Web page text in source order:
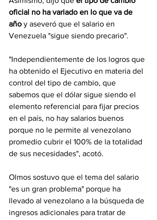
oficial no ha variado en lo que va de
año y aseveró que el salario en
Venezuela "sigue siendo precario".
"Independientemente de los logros que
ha obtenido el Ejecutivo en materia del
control del tipo de cambio, que
sabemos que el dólar sigue siendo el
elemento referencial para fijar precios
en el país, no hay salarios buenos
porque no le permite al venezolano
promedio cubrir el 100% de la totalidad
de sus necesidades", acotó.
Olmos sostuvo que el tema del salario
"es un gran problema" porque ha
llevado al venezolano a la búsqueda de
ingresos adicionales para tratar de